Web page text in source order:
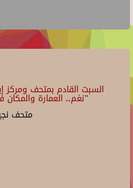
السبت القادم بمتحف ومركز
"نغم.. العمارة والمكان
متحف